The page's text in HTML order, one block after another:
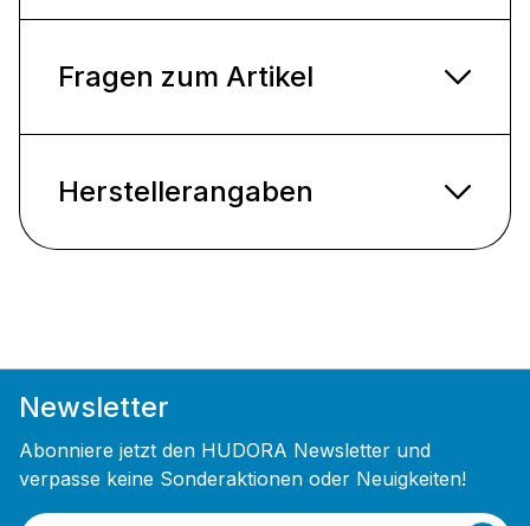
Fragen zum Artikel
Herstellerangaben
Newsletter
Abonniere jetzt den HUDORA Newsletter und
verpasse keine Sonderaktionen oder Neuigkeiten!